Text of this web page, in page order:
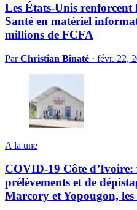
Les États-Unis
Santé en matériel
millions de FCFA
ParChristian Binaté · févr. 22,
A la une
COVID-19 Côte d’Ivoire:
prélèvements et de
Marcory et Yopougon, les